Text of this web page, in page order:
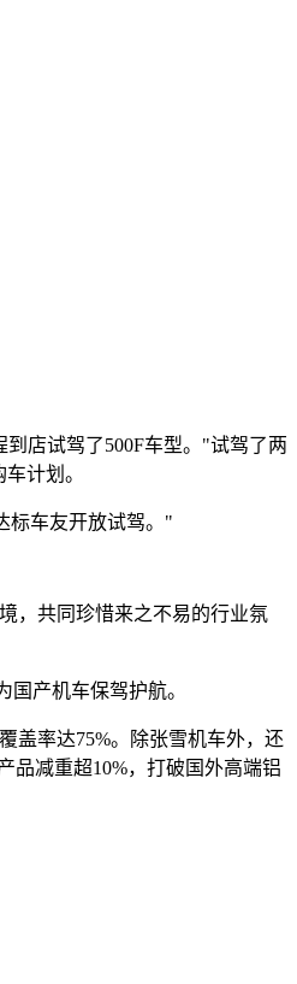
店试驾了500F车型。"试驾了两
计划。
标车友开放试驾。"
，共同珍惜来之不易的行业氛
产机车保驾护航。
盖率达75%。除张雪机车外，还
品减重超10%，打破国外高端铝